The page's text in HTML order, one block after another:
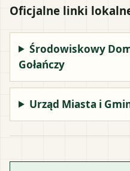
Oficjalne linki
Środowiskowy
Gołańczy
Urząd Miasta i